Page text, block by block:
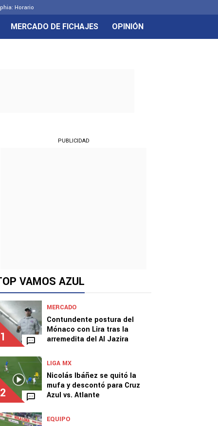
Horario
MERCADO DE FICHAJES OPINIÓN
PUBLICIDAD
VAMOS AZUL
1
MERCADO
Contundente postura del
Mónaco con Lira tras la
arremedita del Al Jazira
2
LIGA MX
Nicolás Ibáñez se quitó la
mufa y descontó para Cruz
Azul vs. Atlante
EQUIPO